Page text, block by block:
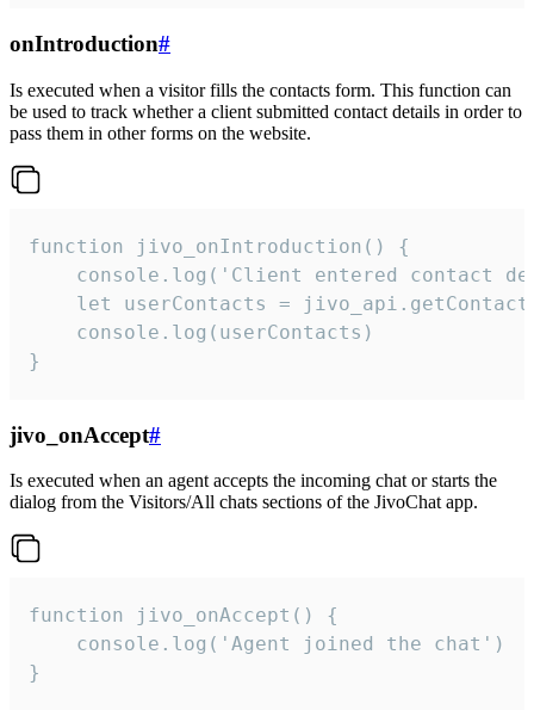
onIntroduction#
Is executed when a visitor fills the contacts form. This function can
be used to track whether a client submitted contact details in order to
pass them in other forms on the website.
function jivo_onIntroduction() {
console.log('Client entered contact
let userContacts =
    console.log(userContacts)
}
jivo_onAccept#
Is executed when an agent accepts the incoming chat or starts the
dialog from the Visitors/All chats sections of the JivoChat app.
function jivo_onAccept() {
}